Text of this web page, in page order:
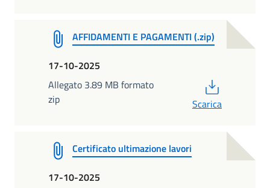
AFFIDAMENTI E PAGAMENTI (.zip)
17-10-2025
Allegato 3.89 MB formato
zip
Scarica
Certificato ultimazione lavori
17-10-2025